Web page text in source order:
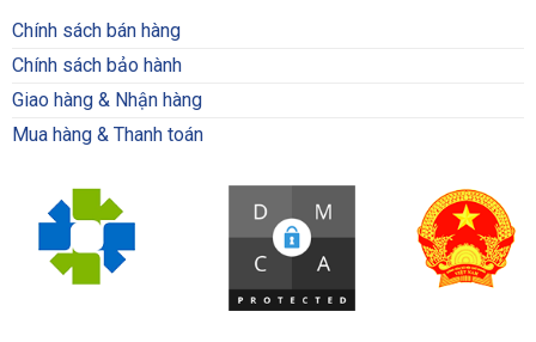
Chính sách bán hàng
Chính sách bảo hành
Giao hàng & Nhận hàng
Mua hàng & Thanh toán